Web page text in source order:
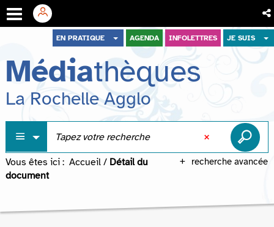
menu
contenu
recherche
EN PRATIQUE AGENDA INFOLETTRES JE SUIS
Médiathèques
La Rochelle Agglo
recherche avancée
Vous êtes ici : Accueil / Détail du
document